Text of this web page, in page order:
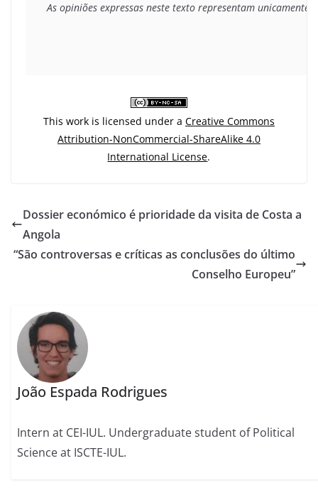
As opiniões expressas neste texto representam
This work is licensed under a Creative Commons
Attribution-NonCommercial-ShareAlike 4.0
International License.
Dossier económico é prioridade da visita de Costa a
Angola
“São controversas e críticas as conclusões do último
Conselho Europeu”
João Espada Rodrigues
Intern at CEI-IUL. Undergraduate student of Political
Science at ISCTE-IUL.